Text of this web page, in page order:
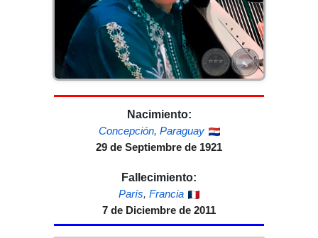
Nacimiento:
Concepción, Paraguay
29 de Septiembre de 1921
Fallecimiento:
París, Francia
7 de Diciembre de 2011